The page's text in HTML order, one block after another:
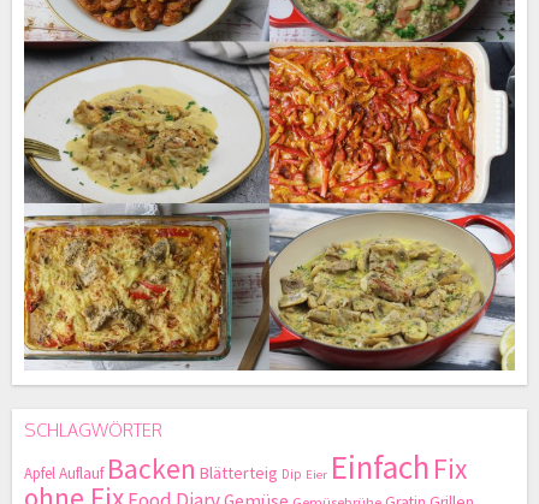
SCHLAGWÖRTER
ApfelAuflauf Backen Blätterteig Dip Eier Einfach Fix